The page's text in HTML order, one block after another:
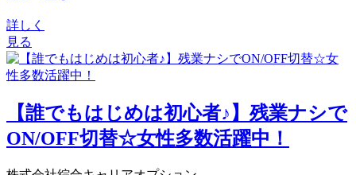
詳しく
見る
【誰でもはじめは初心者♪】残業ナシで
ON/OFF切替☆女性多数活躍中！